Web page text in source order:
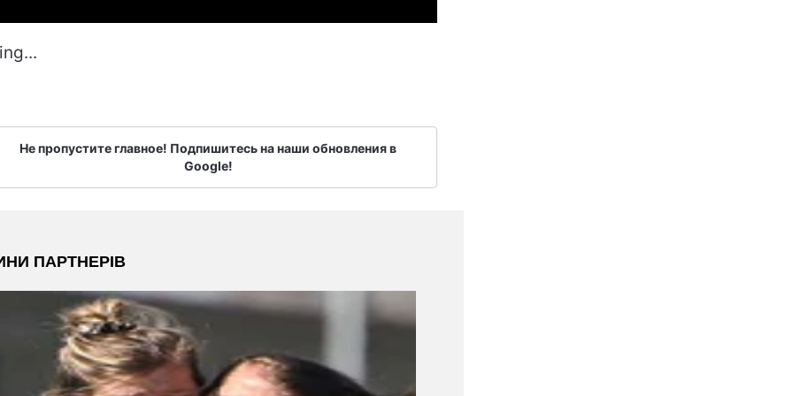
Не пропустите главное! Подпишитесь на наши обновления в
Google!